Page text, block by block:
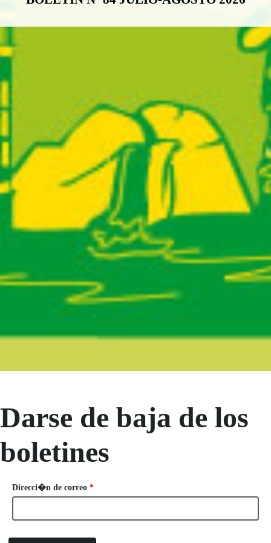
Darse de baja de los
boletines
Direcci�n de correo *Beharrezkoa